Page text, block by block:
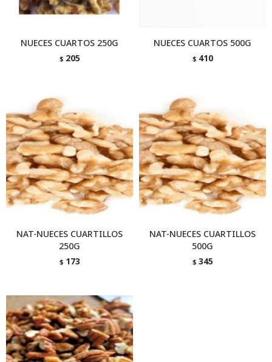
NUECES CUARTOS 250G
$ 205
NUECES CUARTOS 500G
$ 410
NAT-NUECES CUARTILLOS
250G
$ 173
NAT-NUECES CUARTILLOS
500G
$ 345